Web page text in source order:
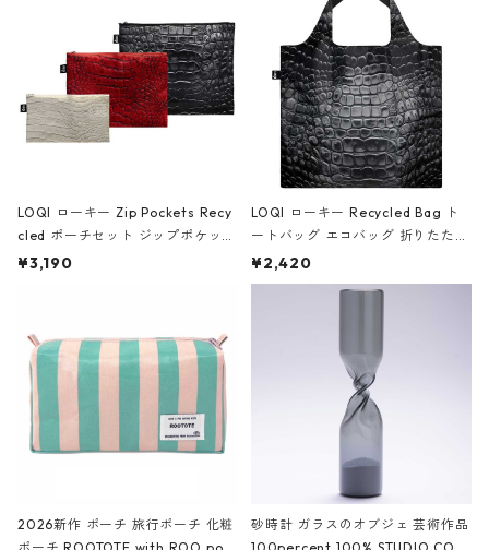
ア/クラウン ブラック
LOQI ローキー Zip Pockets Recy
cled ポーチセット ジップポケット
ファスナーポーチ 撥水加工 トラベ
ーガンディー、オフホワイト
¥3,190
LOQI ローキー Recycled Bag ト
ートバッグ エコバッグ 折りたたみ
大きめ 撥水加工 収納ポーチ CRO
CODILE/Black クロコダイル/ブラ
¥2,420
2026新作 ポーチ 旅行ポーチ 化粧
砂時計 ガラスのオブジェ 芸術作品